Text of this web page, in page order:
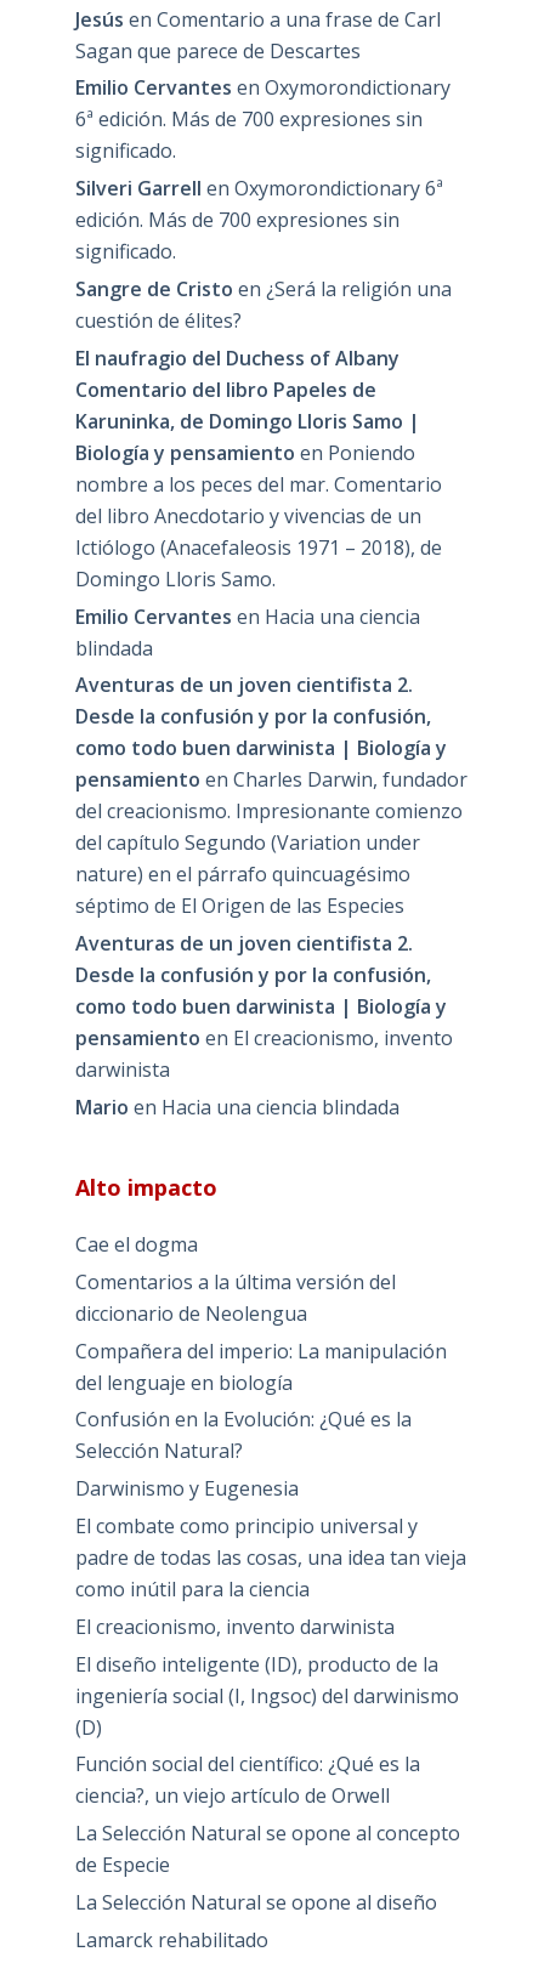
Jesús en Comentario a una frase de Carl
Sagan que parece de Descartes
Emilio Cervantes en Oxymorondictionary
6ª edición. Más de 700 expresiones sin
significado.
Silveri Garrell en Oxymorondictionary 6ª
edición. Más de 700 expresiones sin
significado.
Sangre de Cristo en ¿Será la religión una
cuestión de élites?
El naufragio del Duchess of Albany
Comentario del libro Papeles de
Karuninka, de Domingo Lloris Samo |
Biología y pensamiento en Poniendo
nombre a los peces del mar. Comentario
del libro Anecdotario y vivencias de un
Ictiólogo (Anacefaleosis 1971 – 2018), de
Domingo Lloris Samo.
Emilio Cervantes en Hacia una ciencia
blindada
Aventuras de un joven cientifista 2.
Desde la confusión y por la confusión,
como todo buen darwinista | Biología y
pensamiento en Charles Darwin, fundador
del creacionismo. Impresionante comienzo
del capítulo Segundo (Variation under
nature) en el párrafo quincuagésimo
séptimo de El Origen de las Especies
Aventuras de un joven cientifista 2.
Desde la confusión y por la confusión,
como todo buen darwinista | Biología y
pensamiento en El creacionismo, invento
darwinista
Mario en Hacia una ciencia blindada
Alto impacto
Cae el dogma
Comentarios a la última versión del
diccionario de Neolengua
Compañera del imperio: La manipulación
del lenguaje en biología
Confusión en la Evolución: ¿Qué es la
Selección Natural?
Darwinismo y Eugenesia
El combate como principio universal y
padre de todas las cosas, una idea tan vieja
como inútil para la ciencia
El creacionismo, invento darwinista
El diseño inteligente (ID), producto de la
ingeniería social (I, Ingsoc) del darwinismo
(D)
Función social del científico: ¿Qué es la
ciencia?, un viejo artículo de Orwell
La Selección Natural se opone al concepto
de Especie
La Selección Natural se opone al diseño
Lamarck rehabilitado